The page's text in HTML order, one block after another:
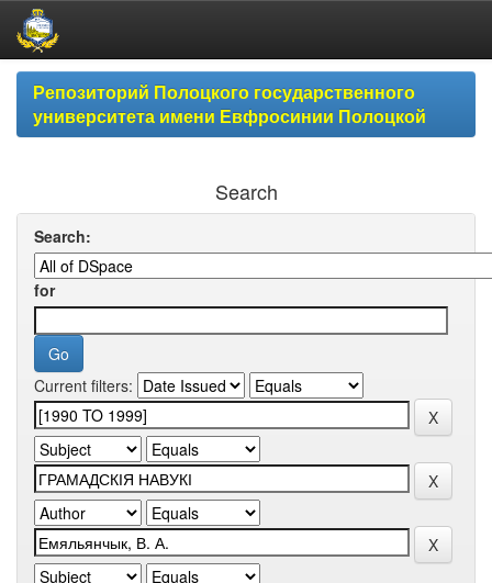
Skip
navigationРепозиторий Полоцкого государственного
университета имени Евфросинии Полоцкой
Search
Search:
for
Current filters: